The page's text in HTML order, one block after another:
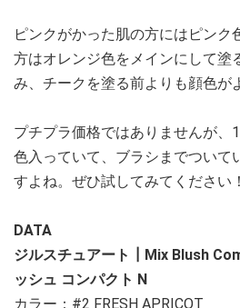
ピンクがかった肌の方にはピンク
方はオレンジ色をメインにして塗
み、チークを塗る前よりも顔色が
プチプラ価格ではありませんが、
色入っていて、ブラシまでついて
すよね。ぜひ試してみてください！
DATA
ジルスチュアート┃Mix Blush
ッシュ コンパクト N
カラー：#2 FRESH APRICOT